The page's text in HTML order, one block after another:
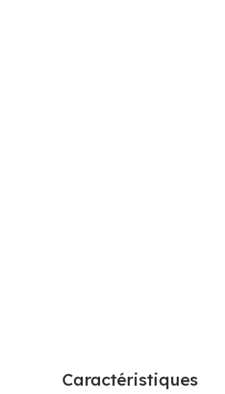
Caractéristiques